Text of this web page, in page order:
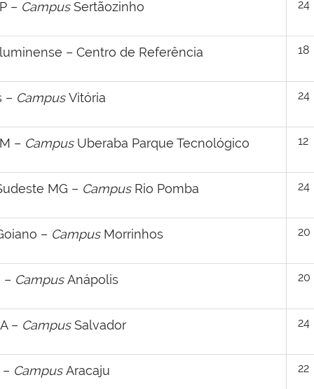
– CampusSertãozinho 24
– Centro de Referência 18
– CampusVitória 24
– Campus Uberaba Parque Tecnológico 12
MG – CampusRio Pomba 24
– CampusMorrinhos 20
– CampusAnápolis 20
– CampusSalvador 24
– CampusAracaju 22